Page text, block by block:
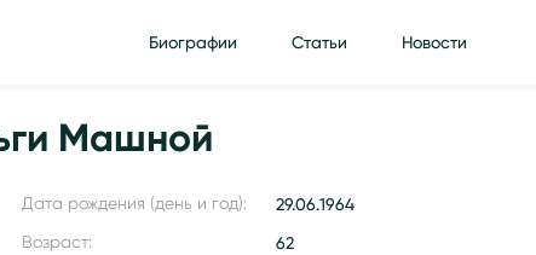
Биографии Статьи Новости
Машной
Дата рождения (день и год): 29.06.1964
Возраст: 62